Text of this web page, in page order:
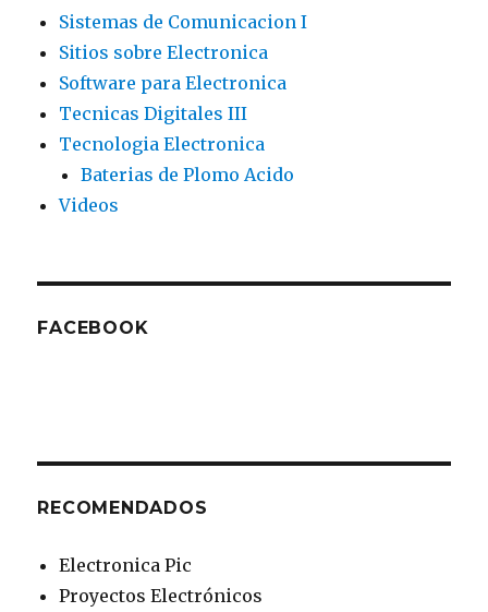
Sistemas de Comunicacion I
Sitios sobre Electronica
Software para Electronica
Tecnicas Digitales III
Tecnologia Electronica
Baterias de Plomo Acido
Videos
FACEBOOK
RECOMENDADOS
Electronica Pic
Proyectos Electrónicos